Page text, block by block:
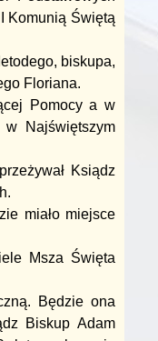
Komunią Świętą
biskupa,
Floriana.
Pomocy a w
Najświętszym
Ksiądz
miało miejsce
Msza Święta
Będzie ona
Biskup Adam